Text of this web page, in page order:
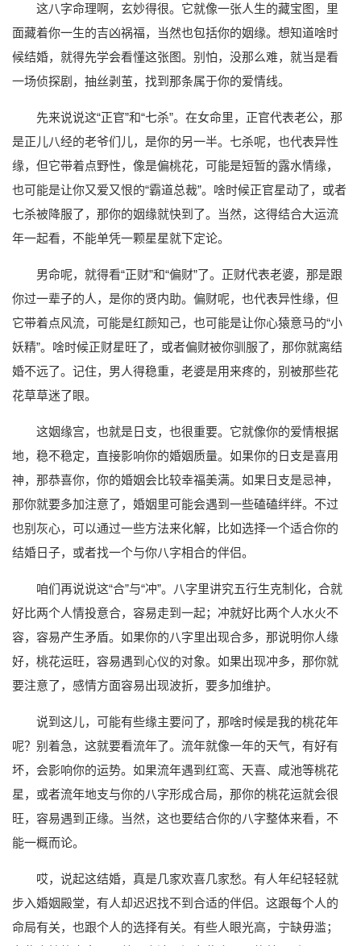
这八字命理啊，玄妙得很。它就像一张人生的藏宝图，里
面藏着你一生的吉凶祸福，当然也包括你的姻缘。想知道啥时
候结婚，就得先学会看懂这张图。别怕，没那么难，就当是看
一场侦探剧，抽丝剥茧，找到那条属于你的爱情线。
先来说说这“正官”和“七杀”。在女命里，正官代表老公，那
是正儿八经的老爷们儿，是你的另一半。七杀呢，也代表异性
缘，但它带着点野性，像是偏桃花，可能是短暂的露水情缘，
也可能是让你又爱又恨的“霸道总裁”。啥时候正官星动了，或者
七杀被降服了，那你的姻缘就快到了。当然，这得结合大运流
年一起看，不能单凭一颗星星就下定论。
男命呢，就得看“正财”和“偏财”了。正财代表老婆，那是跟
你过一辈子的人，是你的贤内助。偏财呢，也代表异性缘，但
它带着点风流，可能是红颜知己，也可能是让你心猿意马的“小
妖精”。啥时候正财星旺了，或者偏财被你驯服了，那你就离结
婚不远了。记住，男人得稳重，老婆是用来疼的，别被那些花
花草草迷了眼。
这姻缘宫，也就是日支，也很重要。它就像你的爱情根据
地，稳不稳定，直接影响你的婚姻质量。如果你的日支是喜用
神，那恭喜你，你的婚姻会比较幸福美满。如果日支是忌神，
那你就要多加注意了，婚姻里可能会遇到一些磕磕绊绊。不过
也别灰心，可以通过一些方法来化解，比如选择一个适合你的
结婚日子，或者找一个与你八字相合的伴侣。
咱们再说说这“合”与“冲”。八字里讲究五行生克制化，合就
好比两个人情投意合，容易走到一起；冲就好比两个人水火不
容，容易产生矛盾。如果你的八字里出现合多，那说明你人缘
好，桃花运旺，容易遇到心仪的对象。如果出现冲多，那你就
要注意了，感情方面容易出现波折，要多加维护。
说到这儿，可能有些缘主要问了，那啥时候是我的桃花年
呢？别着急，这就要看流年了。流年就像一年的天气，有好有
坏，会影响你的运势。如果流年遇到红鸾、天喜、咸池等桃花
星，或者流年地支与你的八字形成合局，那你的桃花运就会很
旺，容易遇到正缘。当然，这也要结合你的八字整体来看，不
能一概而论。
哎，说起这结婚，真是几家欢喜几家愁。有人年纪轻轻就
步入婚姻殿堂，有人却迟迟找不到合适的伴侣。这跟每个人的
命局有关，也跟个人的选择有关。有些人眼光高，宁缺毋滥；